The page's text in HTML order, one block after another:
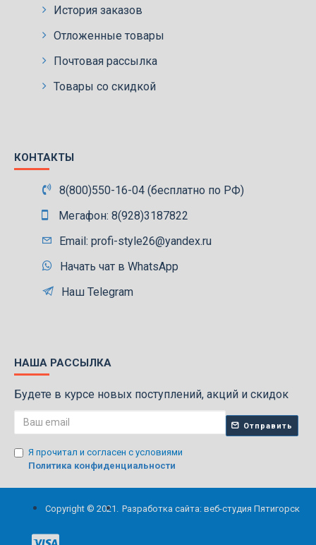
История заказов
Отложенные товары
Почтовая рассылка
Товары со скидкой
КОНТАКТЫ
8(800)550-16-04 (бесплатно по РФ)
Мегафон: 8(928)3187822
Email: profi-style26@yandex.ru
Начать чат в WhatsApp
Наш Telegram
НАША РАССЫЛКА
Будете в курсе новых поступлений, акций и скидок
Отправить
Я прочитал и согласен с условиями
Политика конфиденциальности
Copyright © 2021. Разработка сайта: веб-студия Пятигорск